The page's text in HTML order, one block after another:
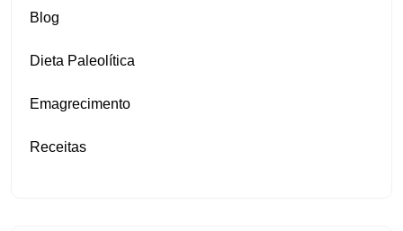
Blog
Dieta Paleolítica
Emagrecimento
Receitas